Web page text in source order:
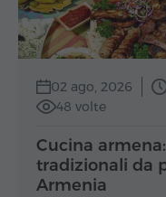
02 ago, 2026
48 volte
Cucina
tradizionali da
Armenia